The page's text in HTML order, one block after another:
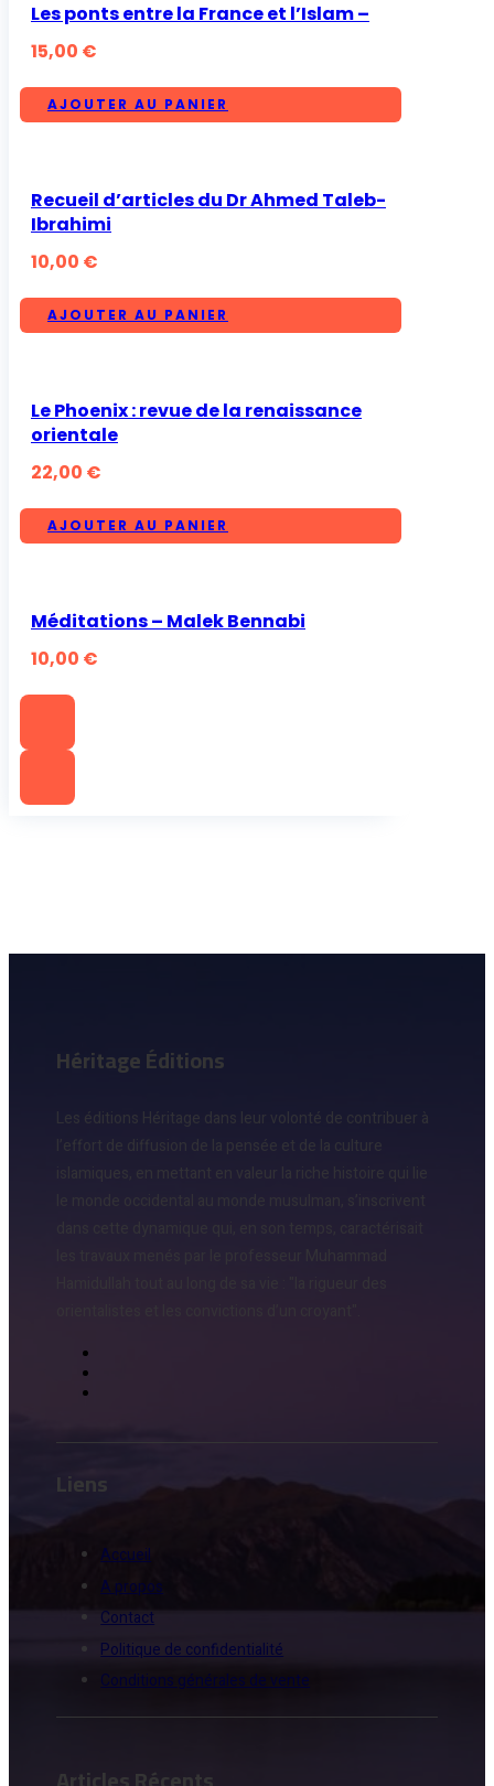
Les ponts entre la France et l’Islam –
15,00 €
AJOUTER AU PANIER
Recueil d’articles du Dr Ahmed Taleb-
Ibrahimi
10,00 €
AJOUTER AU PANIER
Le Phoenix : revue de la renaissance
orientale
22,00 €
AJOUTER AU PANIER
Méditations – Malek Bennabi
10,00 €
Héritage Éditions
Les éditions Héritage dans leur volonté de contribuer à
l’effort de diffusion de la pensée et de la culture
Liens
Accueil
A propos
Contact
Politique de confidentialité
Conditions générales de vente